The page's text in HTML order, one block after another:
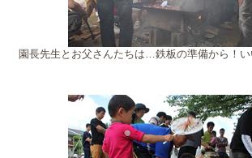
園長先生とお父さんたちは…鉄板の準備から！い